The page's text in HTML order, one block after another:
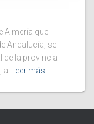
Almería que
Andalucía, se
de la provincia
a
Leer más…